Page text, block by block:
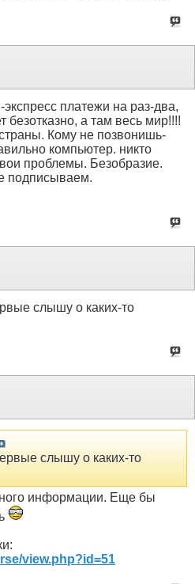
платежи на раз-два,
безотказно, а там весь мир!!!!
Кому не позвонишь-
компьютер. никто
проблемы. Безобразие.
подписываем.
слышу о каких-то
слышу о каких-то
информации. Еще бы
view.php?id=51